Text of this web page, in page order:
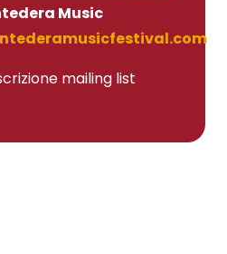
Music
mailing list